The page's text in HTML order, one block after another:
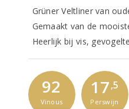
Grüner Veltliner van
Gemaakt van de
Heerlijk bij vis,
92
Vinous
17,5
Perswijn